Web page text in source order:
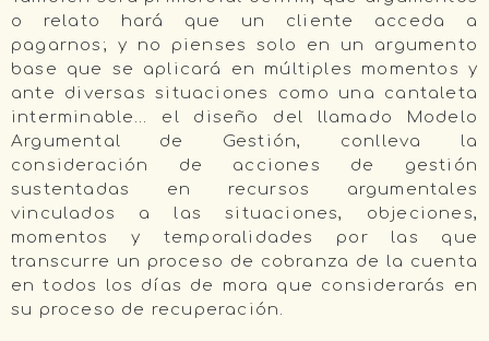
o relato hará que un cliente acceda a
pagarnos; y no pienses solo en un argumento
base que se aplicará en múltiples momentos y
ante diversas situaciones como una cantaleta
interminable… el diseño del llamado Modelo
Argumental de Gestión, conlleva la
consideración de acciones de gestión
sustentadas en recursos argumentales
vinculados a las situaciones, objeciones,
momentos y temporalidades por las que
transcurre un proceso de cobranza de la cuenta
en todos los días de mora que considerarás en
su proceso de recuperación.